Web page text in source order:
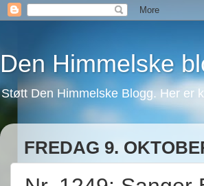
Den Himmelske
Støtt Den Himmelske Blogg. Her er
FREDAG 9.